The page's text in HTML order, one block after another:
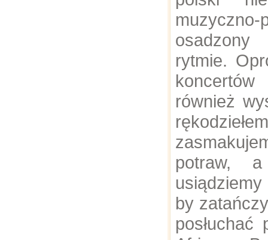
muzyczno-
rytmie.
również
potraw,
by
posłuchać